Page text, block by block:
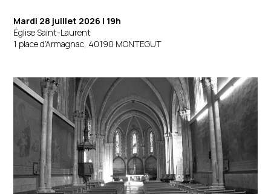
Mardi 28 juillet 2026 | 19h
Église Saint-Laurent
1 place d’Armagnac, 40190 MONTEGUT